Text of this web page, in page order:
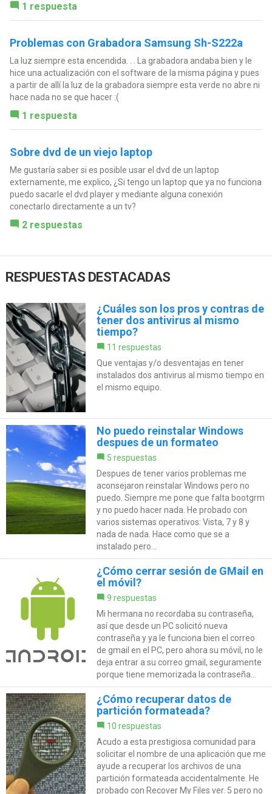
1 respuesta
Problemas con Grabadora Samsung Sh-S222a
La luz siempre esta encendida. . . La grabadora andaba bien y le
hice una actualización con el software de la misma página y pues
a partir de allí la luz de la grabadora siempre esta verde no abre ni
hace nada no se que hacer :(
1 respuesta
Sobre dvd de un viejo laptop
Me gustaría saber si es posible usar el dvd de un laptop
externamente, me explico, ¿Si tengo un laptop que ya no funciona
puedo sacarle el dvd player y mediante alguna conexión
conectarlo directamente a un tv?
2 respuestas
RESPUESTAS DESTACADAS
¿Cuáles son los pros y contras de
tener dos antivirus al mismo
tiempo?
11 respuestas
Que ventajas y/o desventajas en tener
instalados dos antivirus al mismo tiempo en
el mismo equipo.
No puedo reinstalar Windows
despues de un formateo
5 respuestas
Despues de tener varios problemas me
aconsejaron reinstalar Windows pero no
puedo. Siempre me pone que falta bootgrm
y no puedo hacer nada. He probado con
varios sistemas operativos: Vista, 7 y 8 y
nada de nada. Hace como que se a
instalado pero...
¿Cómo cerrar sesión de GMail en
el móvil?
9 respuestas
Mi hermana no recordaba su contraseña,
así que desde un PC solicitó nueva
contraseña y ya le funciona bien el correo
de gmail en el PC, pero ahora su móvil, no le
deja entrar a su correo gmail, seguramente
porque tiene memorizada la contraseña...
¿Cómo recuperar datos de
partición formateada?
10 respuestas
Acudo a esta prestigiosa comunidad para
solicitar el nombre de una aplicación que me
ayude a recuperar los archivos de una
partición formateada accidentalmente. He
probado con Recover My Files ver. 5 pero no